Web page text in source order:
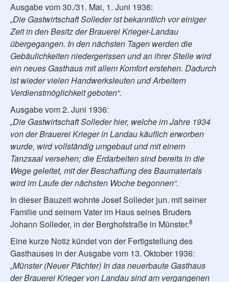
Ausgabe vom 30./31. Mai, 1. Juni 1936:
„Die Gastwirtschaft Solleder ist bekanntlich vor einiger
Zeit in den Besitz der Brauerei Krieger-Landau
übergegangen. In den nächsten Tagen werden die
Gebäulichkeiten niedergerissen und an ihrer Stelle wird
ein neues Gasthaus mit allem Komfort erstehen. Dadurch
ist wieder vielen Handwerksleuten und Arbeitern
Verdienstmöglichkeit geboten“.
Ausgabe vom 2. Juni 1936:
„Die Gastwirtschaft Solleder hier, welche im Jahre 1934
von der Brauerei Krieger in Landau käuflich erworben
wurde, wird vollständig umgebaut und mit einem
Tanzsaal versehen; die Erdarbeiten sind bereits in die
Wege geleitet, mit der Beschaffung des Baumaterials
wird im Laufe der nächsten Woche begonnen“.
In dieser Bauzeit wohnte Josef Solleder jun. mit seiner
Familie und seinem Vater im Haus seines Bruders
Johann Solleder, in der Berghofstraße in Münster.8
Eine kurze Notiz kündet von der Fertigstellung des
Gasthauses in der Ausgabe vom 13. Oktober 1936:
„Münster (Neuer Pächter) In das neuerbaute Gasthaus
der Brauerei Krieger von Landau sind am vergangenen